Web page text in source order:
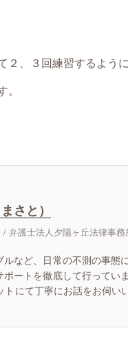
、３回練習するよう
さと）
/ 弁護士法人夕陽ヶ丘法律事務
など、日常の不測の事態
ートを徹底して行ってい
にて丁寧にお話をお伺い